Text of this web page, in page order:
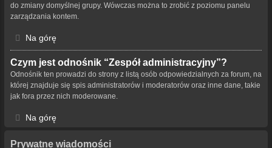
do zmiany domyślnej grupy. Wówczas można to zrobić z poziomu panelu
zarządzania kontem.
Na górę
Czym jest odnośnik “Zespół administracyjny”?
Odnośnik ten prowadzi do strony z listą osób odpowiedzialnych za forum, na
której znajduje się spis administratorów i moderatorów oraz inne dane, takie
jak fora przez nich moderowane.
Na górę
Prywatne wiadomości